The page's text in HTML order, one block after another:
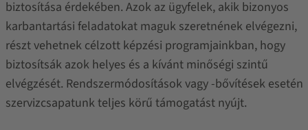
biztosítása érdekében. Azok az ügyfelek, akik bizonyos
karbantartási feladatokat maguk szeretnének elvégezni,
részt vehetnek célzott képzési programjainkban, hogy
biztosítsák azok helyes és a kívánt minőségi szintű
elvégzését. Rendszermódosítások vagy -bővítések esetén
szervizcsapatunk teljes körű támogatást nyújt.